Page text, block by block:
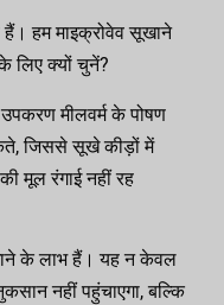
हम माइक्रोवेव सूखाने
लिए क्यों चुनें?
मीलवर्म के पोषण
जिससे सूखे कीड़ों में
मूल रंगाई नहीं रह
के लाभ हैं। यह न केवल
नहीं पहुंचाएगा, बल्कि